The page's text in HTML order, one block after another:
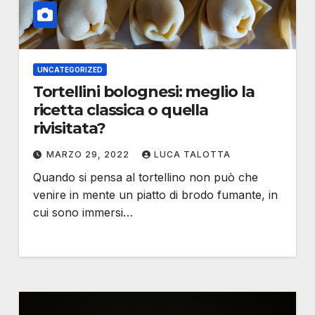
UNCATEGORIZED
Tortellini bolognesi: meglio la
ricetta classica o quella
rivisitata?
MARZO 29, 2022 LUCA TALOTTA
Quando si pensa al tortellino non può che
venire in mente un piatto di brodo fumante, in
cui sono immersi…